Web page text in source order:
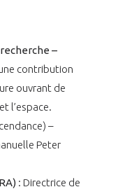
–
contribution
ouvrant de
l’espace.
–
Peter
: Directrice de